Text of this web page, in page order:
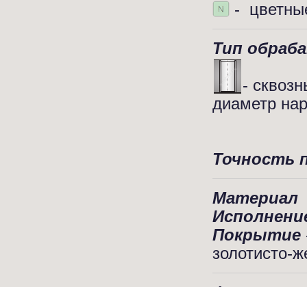
-
Тип
-
диаметр
Точность
Материал
Покрытие
золотисто-